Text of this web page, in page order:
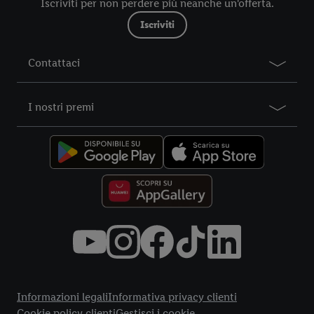
Iscriviti per non perdere più neanche un'offerta.
Iscriviti
Contattaci
I nostri premi
Informazioni legaliInformativa privacy clienti
nostre informazioni legali sono consultabili qui.